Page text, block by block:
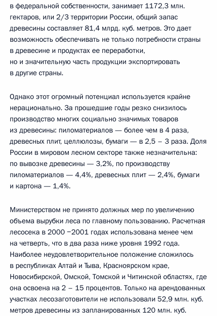
в федеральной собственности, занимает 1172,3 млн.
гектаров, или 2/3 территории России, общий запас
древесины составляет 81,4 млрд. куб. метров. Это дает
возможность обеспечивать не только потребности страны
в древесине и продуктах ее переработки,
но и значительную часть продукции экспортировать
в другие страны.
Однако этот огромный потенциал используется крайне
нерационально. За прошедшие годы резко снизилось
производство многих социально значимых товаров
из древесины: пиломатериалов — более чем в 4 раза,
древесных плит, целлюлозы, бумаги — в 2,5 – 3 раза. Доля
России в мировом лесном секторе также незначительна:
по вывозке древесины — 3,2%, по производству
пиломатериалов — 4,4%, древесных плит — 2,4%, бумаги
и картона — 1,4%.
Министерством не принято должных мер по увеличению
объема вырубки леса по главному пользованию. Расчетная
лесосека в 2000 −2001 годах использована менее чем
на четверть, что в два раза ниже уровня 1992 года.
Наиболее неудовлетворительное положение сложилось
в республиках Алтай и Тыва, Красноярском крае,
Новосибирской, Омской, Томской и Читинской областях, где
она освоена на 2 – 15 процентов. Только на арендованных
участках лесозаготовители не использовали 52,9 млн. куб.
метров древесины из запланированных 120 млн. куб.